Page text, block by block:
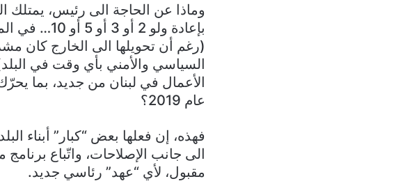
وماذا عن الحاجة الى رئيس، يمتلك
بإعادة ولو
(رغم أن تحويلها الى الخارج كان
السياسي والأمني بأي وقت في
الأعمال في لبنان من جديد، بما
عام 2019؟
فهذه، إن فعلها بعض “كبار” أبناء
الى جانب الإصلاحات، واتّباع
مقبول، لأي “عهد” رئاسي جديد.